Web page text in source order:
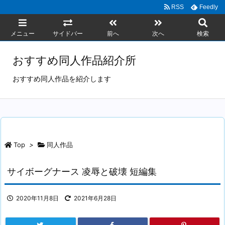
メニュー サイドバー 前へ 次へ 検索
RSS Feedly
おすすめ同人作品紹介所
おすすめ同人作品を紹介します
Top > 同人作品
サイボーグナース 凌辱と破壊 短編集
2020年11月8日 2021年6月28日